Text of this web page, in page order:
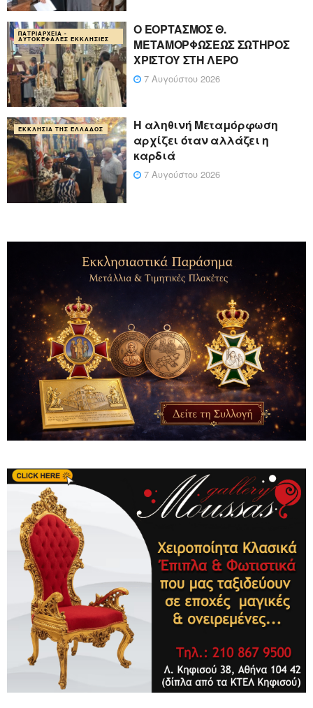
ΠΑΤΡΙΑΡΧΕΊΑ -
ΑΥΤΟΚΈΦΑΛΕΣ ΕΚΚΛΗΣΊΕΣ
Ο ΕΟΡΤΑΣΜΟΣ Θ.
ΜΕΤΑΜΟΡΦΩΣΕΩΣ ΣΩΤΗΡΟΣ
ΧΡΙΣΤΟΥ ΣΤΗ ΛΕΡΟ
7 Αυγούστου 2026
ΕΚΚΛΗΣΊΑ ΤΗΣ ΕΛΛΆΔΟΣ
Η αληθινή Μεταμόρφωση
αρχίζει όταν αλλάζει η
καρδιά
7 Αυγούστου 2026